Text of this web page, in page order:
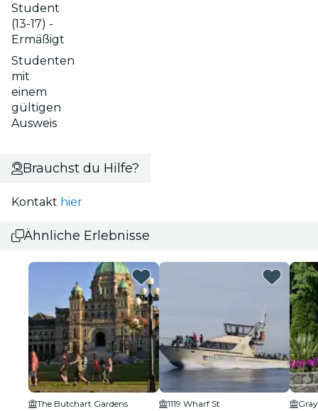
Student
(13-17) -
Ermäßigt
Studenten
mit
einem
gültigen
Ausweis
Brauchst du Hilfe?
Kontakt hier
Ähnliche Erlebnisse
The Butchart Gardens
1119 Wharf St